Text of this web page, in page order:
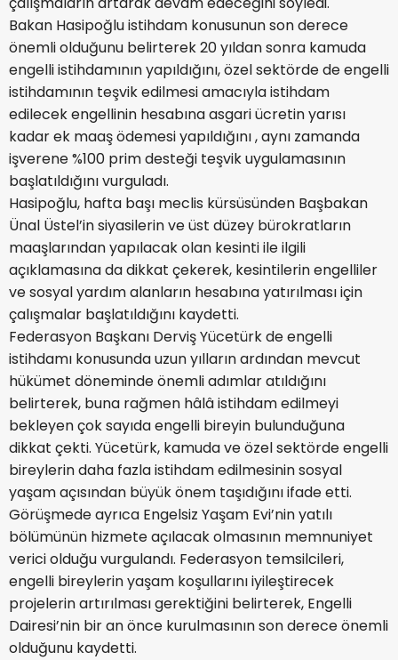
Bakan Hasipoğlu istihdam konusunun son derece
önemli olduğunu belirterek 20 yıldan sonra kamuda
engelli istihdamının yapıldığını, özel sektörde de engelli
istihdamının teşvik edilmesi amacıyla istihdam
edilecek engellinin hesabına asgari ücretin yarısı
kadar ek maaş ödemesi yapıldığını , aynı zamanda
işverene %100 prim desteği teşvik uygulamasının
başlatıldığını vurguladı.
Hasipoğlu, hafta başı meclis kürsüsünden Başbakan
Ünal Üstel’in siyasilerin ve üst düzey bürokratların
maaşlarından yapılacak olan kesinti ile ilgili
açıklamasına da dikkat çekerek, kesintilerin engelliler
ve sosyal yardım alanların hesabına yatırılması için
çalışmalar başlatıldığını kaydetti.
Federasyon Başkanı Derviş Yücetürk de engelli
istihdamı konusunda uzun yılların ardından mevcut
hükümet döneminde önemli adımlar atıldığını
belirterek, buna rağmen hâlâ istihdam edilmeyi
bekleyen çok sayıda engelli bireyin bulunduğuna
dikkat çekti. Yücetürk, kamuda ve özel sektörde engelli
bireylerin daha fazla istihdam edilmesinin sosyal
yaşam açısından büyük önem taşıdığını ifade etti.
Görüşmede ayrıca Engelsiz Yaşam Evi’nin yatılı
bölümünün hizmete açılacak olmasının memnuniyet
verici olduğu vurgulandı. Federasyon temsilcileri,
engelli bireylerin yaşam koşullarını iyileştirecek
projelerin artırılması gerektiğini belirterek, Engelli
Dairesi’nin bir an önce kurulmasının son derece önemli
olduğunu kaydetti.